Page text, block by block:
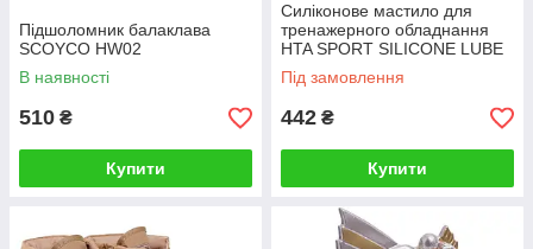
Підшоломник балаклава
SCOYCO HW02
В наявності
510 ₴
Купити
Силіконове мастило для
тренажерного обладнання
HTA SPORT SILICONE LUBE
VP-7280
Під замовлення
442 ₴
Купити